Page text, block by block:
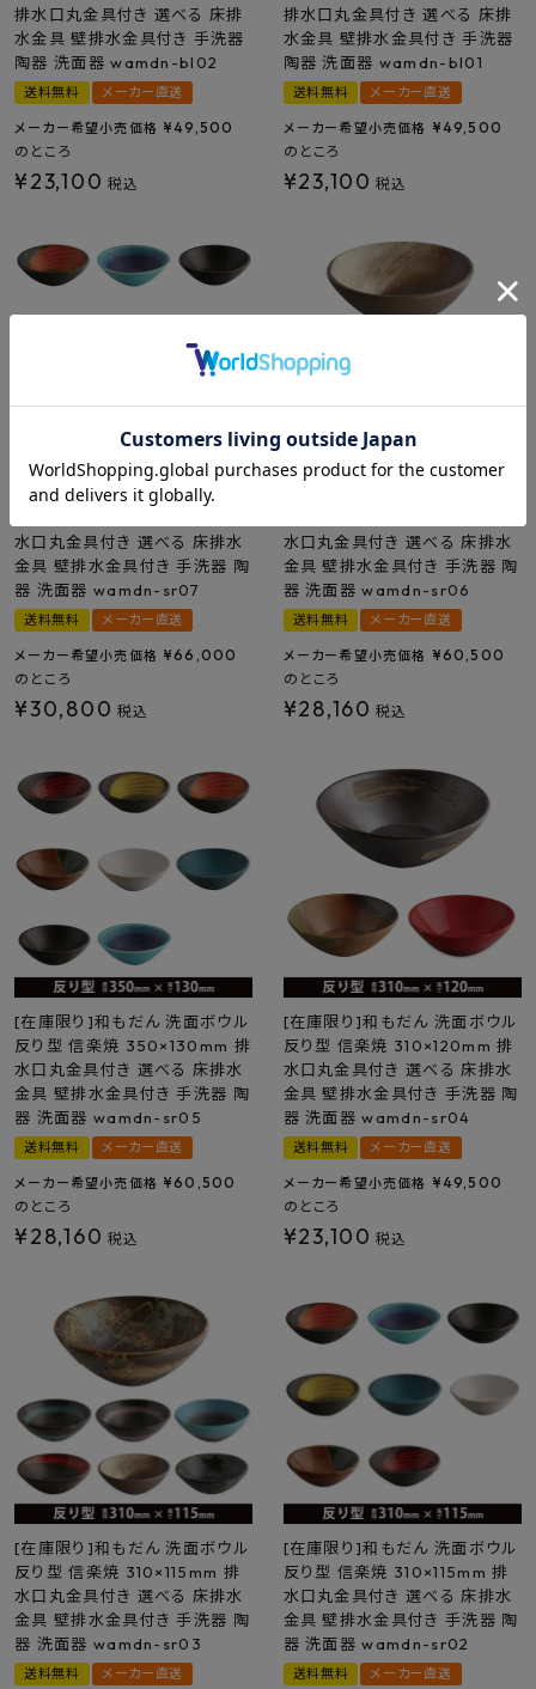
排水口丸金具付き 選べる 床排
水金具 壁排水金具付き 手洗器
陶器 洗面器 wamdn-bl02
送料無料 メーカー直送
メーカー希望小売価格 ¥49,500
のところ
¥23,100 税込
排水口丸金具付き 選べる 床排
水金具 壁排水金具付き 手洗器
陶器 洗面器 wamdn-bl01
送料無料 メーカー直送
メーカー希望小売価格 ¥49,500
のところ
¥23,100 税込
[在庫限り]和もだん 洗面ボウル
水口丸金具付き 選べる 床排水
金具 壁排水金具付き 手洗器 陶
器 洗面器 wamdn-sr07
送料無料 メーカー直送
メーカー希望小売価格 ¥ 66,000
のところ
¥30,800 税込
水口丸金具付き 選べる 床排水
金具 壁排水金具付き 手洗器 陶
器 洗面器 wamdn-sr06
送料無料 メーカー直送
メーカー希望小売価格 ¥ 60,500
のところ
¥28,160 税込
[在庫限り]和もだん 洗面ボウル
反り型 信楽焼 350×130mm 排
水口丸金具付き 選べる 床排水
金具 壁排水金具付き 手洗器 陶
器 洗面器 wamdn-sr05
送料無料 メーカー直送
メーカー希望小売価格 ¥ 60,500
のところ
¥28,160 税込
[在庫限り]和もだん 洗面ボウル
反り型 信楽焼 310×120mm 排
水口丸金具付き 選べる 床排水
金具 壁排水金具付き 手洗器 陶
器 洗面器 wamdn-sr04
送料無料 メーカー直送
メーカー希望小売価格 ¥49,500
のところ
¥23,100 税込
[在庫限り]和もだん 洗面ボウル
反り型 信楽焼 310×115mm 排
水口丸金具付き 選べる 床排水
金具 壁排水金具付き 手洗器 陶
器 洗面器 wamdn-sr03
送料無料 メーカー直送
[在庫限り]和もだん 洗面ボウル
反り型 信楽焼 310×115mm 排
水口丸金具付き 選べる 床排水
金具 壁排水金具付き 手洗器 陶
器 洗面器 wamdn-sr02
送料無料 メーカー直送